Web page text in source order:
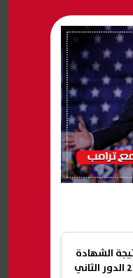
الشهادة
الإعدادية 2026 الدور الثاني